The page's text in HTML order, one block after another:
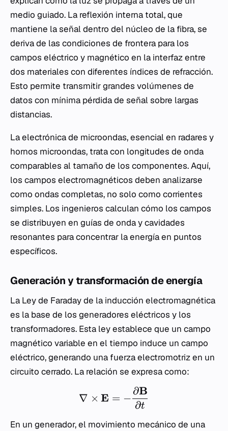
medio guiado. La reflexión interna total, que
mantiene la señal dentro del núcleo de la fibra, se
deriva de las condiciones de frontera para los
campos eléctrico y magnético en la interfaz entre
dos materiales con diferentes índices de refracción.
Esto permite transmitir grandes volúmenes de
datos con mínima pérdida de señal sobre largas
distancias.
La electrónica de microondas, esencial en radares y
hornos microondas, trata con longitudes de onda
comparables al tamaño de los componentes. Aquí,
los campos electromagnéticos deben analizarse
como ondas completas, no solo como corrientes
simples. Los ingenieros calculan cómo los campos
se distribuyen en guías de onda y cavidades
resonantes para concentrar la energía en puntos
específicos.
Generación y transformación de energía
La Ley de Faraday de la inducción electromagnética
es la base de los generadores eléctricos y los
transformadores. Esta ley establece que un campo
magnético variable en el tiempo induce un campo
eléctrico, generando una fuerza electromotriz en un
circuito cerrado. La relación se expresa como:
∇ × E = −
∂t
∂B
En un generador, el movimiento mecánico de una